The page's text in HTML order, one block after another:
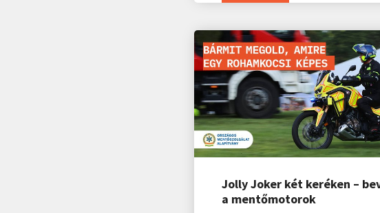
Jolly Joker két keréken –
a mentőmotorok